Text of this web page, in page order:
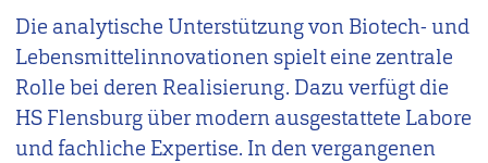
Die analytische Unterstützung von Biotech- und
Lebensmittelinnovationen spielt eine zentrale
Rolle bei deren Realisierung. Dazu verfügt die
HS Flensburg über modern ausgestattete Labore
und fachliche Expertise. In den vergangenen